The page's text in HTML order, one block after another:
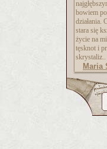
bowiem
działania.
stara się
życie na
tęsknot i
skrystaliz..
Maria